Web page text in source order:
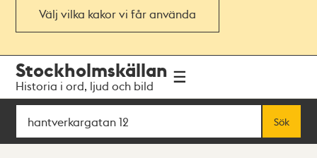
Välj vilka kakor vi får använda
navigationen
huvudinnehållet
Stockholmskällan
Historia i ord, ljud och bild
Sök
Sök